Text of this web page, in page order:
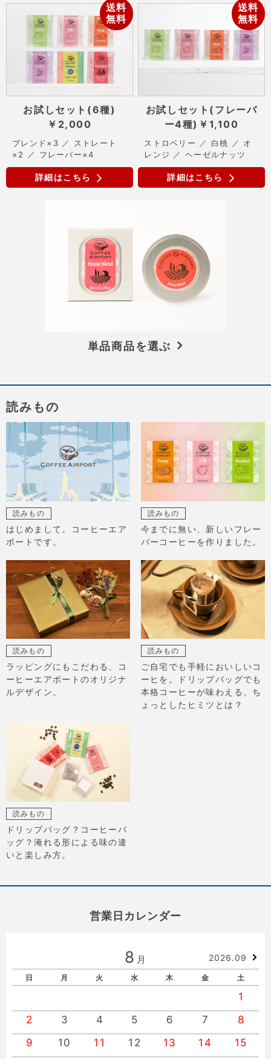
送料
無料
お試しセット(6種)
￥2,000
ブレンド×3 ／ ストレート
×2 ／ フレーバー×4
詳細はこちら
送料
無料
お試しセット(フレーバ
ー4種) ￥1,100
ストロベリー ／ 白桃 ／ オ
レンジ ／ ヘーゼルナッツ
詳細はこちら
単品商品を選ぶ
読みもの
読みもの
はじめまして。コーヒーエア
ポートです。
読みもの
今までに無い、新しいフレー
バーコーヒーを作りました。
読みもの
ラッピングにもこだわる、コ
ーヒーエアポートのオリジナ
ルデザイン。
読みもの
ご自宅でも手軽においしいコ
ーヒを。ドリップバッグでも
本格コーヒーが味わえる、ち
ょっとしたヒミツとは？
読みもの
ドリップバッグ？コーヒーバ
ッグ？淹れる形による味の違
いと楽しみ方。
営業日カレンダー
8 月 2026.09
日 月 火 水 木 金 土
1
2
3 4 5 6 7
8
9
10 11 12 13 14
15